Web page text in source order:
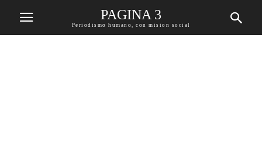
PAGINA 3
Periodismo humano, con mision social